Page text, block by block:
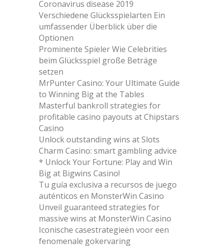
Coronavirus disease 2019
Verschiedene Glücksspielarten Ein
umfassender Überblick über die
Optionen
Prominente Spieler Wie Celebrities
beim Glücksspiel große Beträge
setzen
MrPunter Casino: Your Ultimate Guide
to Winning Big at the Tables
Masterful bankroll strategies for
profitable casino payouts at Chipstars
Casino
Unlock outstanding wins at Slots
Charm Casino: smart gambling advice
* Unlock Your Fortune: Play and Win
Big at Bigwins Casino!
Tu guía exclusiva a recursos de juego
auténticos en MonsterWin Casino
Unveil guaranteed strategies for
massive wins at MonsterWin Casino
Iconische casestrategieën voor een
fenomenale gokervaring